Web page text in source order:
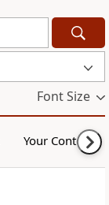
Font Size
Your Content